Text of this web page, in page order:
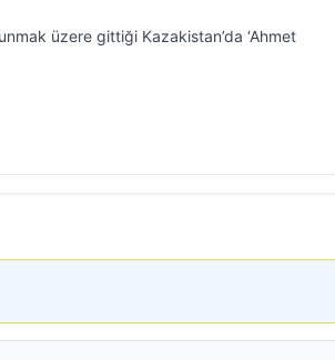
üzere gittiği Kazakistan’da ‘Ahmet